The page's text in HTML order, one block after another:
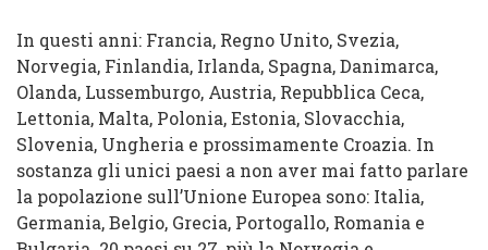
In questi anni: Francia, Regno Unito, Svezia,
Norvegia, Finlandia, Irlanda, Spagna, Danimarca,
Olanda, Lussemburgo, Austria, Repubblica Ceca,
Lettonia, Malta, Polonia, Estonia, Slovacchia,
Slovenia, Ungheria e prossimamente Croazia. In
sostanza gli unici paesi a non aver mai fatto parlare
la popolazione sull’Unione Europea sono: Italia,
Germania, Belgio, Grecia, Portogallo, Romania e